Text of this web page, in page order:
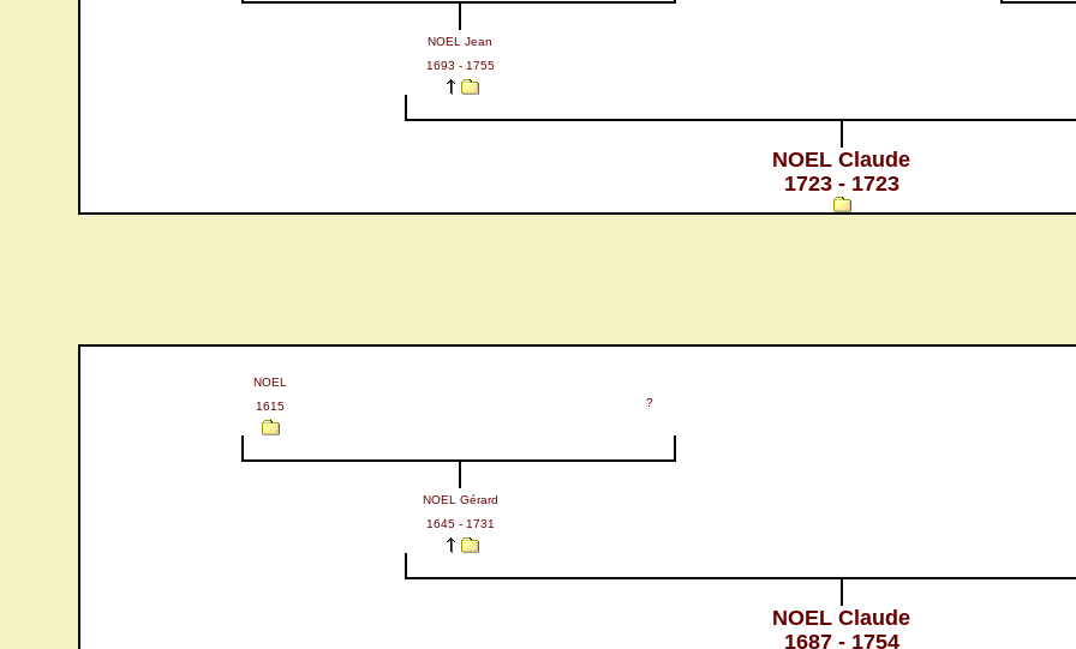
NOEL Jean
1693 - 1755
NOEL Claude
1723 - 1723
NOEL
1615
?
NOEL Gérard
1645 - 1731
NOEL Claude
1687 - 1754